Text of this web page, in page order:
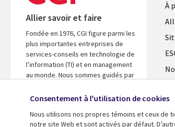
Allier savoir et faire
Fondée en 1976, CGI figure parmi les
plus importantes entreprises de
services-conseils en technologie de
l’information (TI) et en management
au monde. Nous sommes guidés par
d’accélérer le rendement de vos
À
Consentement à l'utilisation de cookies
Nous utilisons nos propres témoins et ceux de
notre site Web et sont activés par défaut.